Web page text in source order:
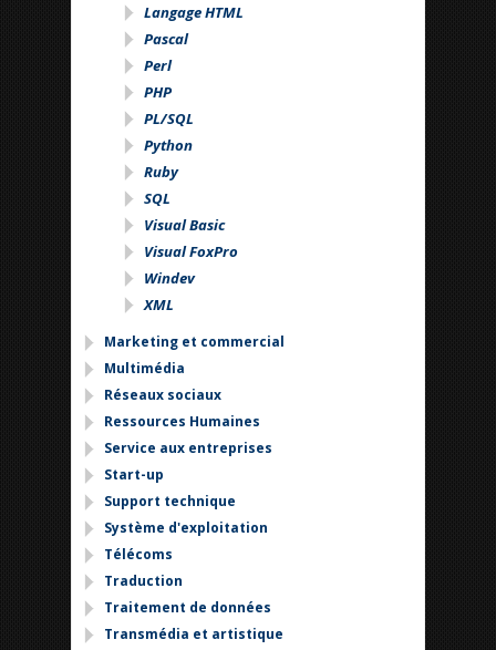
Langage HTML
Pascal
Perl
PHP
PL/SQL
Python
Ruby
SQL
Visual Basic
Visual FoxPro
Windev
XML
Marketing et commercial
Multimédia
Réseaux sociaux
Ressources Humaines
Service aux entreprises
Start-up
Support technique
Système d'exploitation
Télécoms
Traduction
Traitement de données
Transmédia et artistique